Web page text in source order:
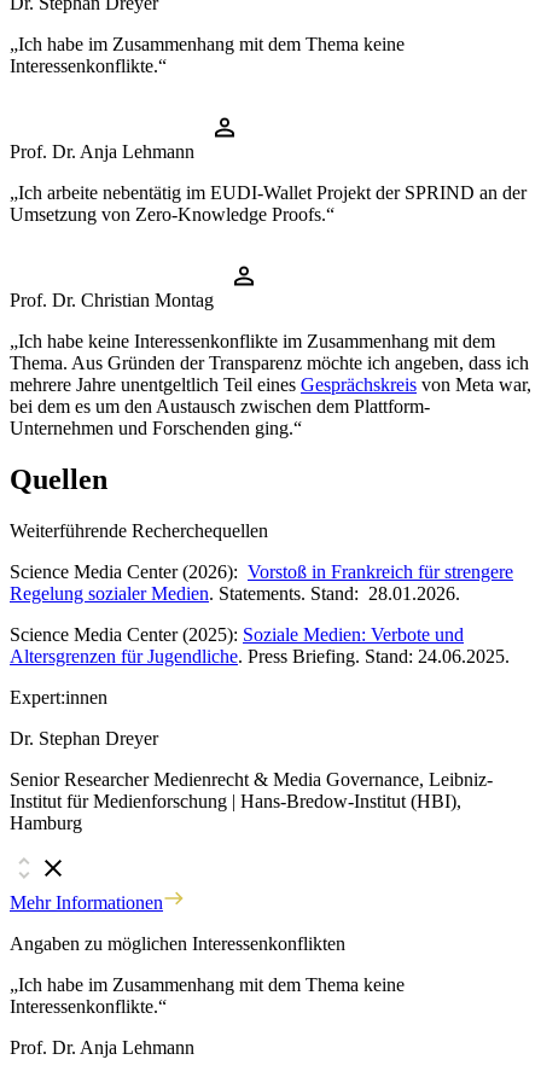
„Ich habe im Zusammenhang mit dem Thema keine
Interessenkonflikte.“
Prof. Dr. Anja Lehmann
„Ich arbeite nebentätig im EUDI-Wallet Projekt der SPRIND an der
Umsetzung von Zero-Knowledge Proofs.“
Prof. Dr. Christian Montag
„Ich habe keine Interessenkonflikte im Zusammenhang mit dem
Thema. Aus Gründen der Transparenz möchte ich angeben, dass ich
mehrere Jahre unentgeltlich Teil eines Gesprächskreis von Meta war,
bei dem es um den Austausch zwischen dem Plattform-
Unternehmen und Forschenden ging.“
Quellen
Weiterführende Recherchequellen
Science Media Center (2026): Vorstoß in Frankreich für strengere
Regelung sozialer Medien. Statements. Stand: 28.01.2026.
Science Media Center (2025): Soziale Medien: Verbote und
Altersgrenzen für Jugendliche. Press Briefing. Stand: 24.06.2025.
Expert:innen
Dr. Stephan Dreyer
Senior Researcher Medienrecht & Media Governance, Leibniz-
Institut für Medienforschung | Hans-Bredow-Institut (HBI),
Hamburg
Mehr Informationen
Angaben zu möglichen Interessenkonflikten
„Ich habe im Zusammenhang mit dem Thema keine
Interessenkonflikte.“
Prof. Dr. Anja Lehmann